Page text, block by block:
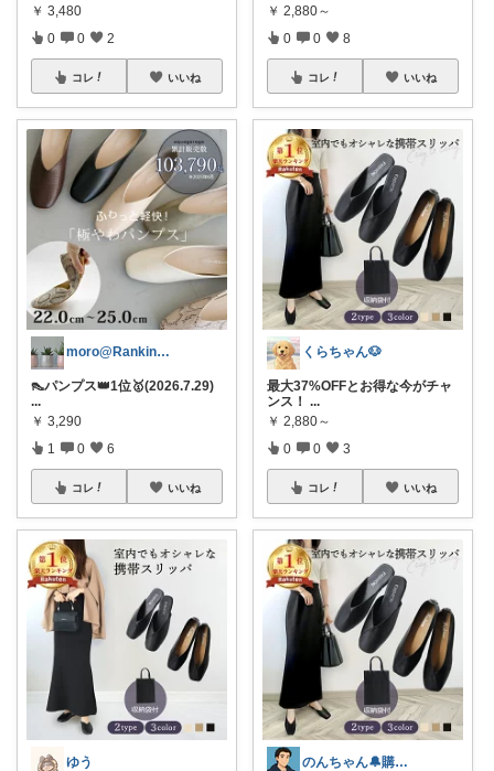
￥ 3,480
0 0 2
コレ いいね
moro@Ranking ROOM
👠パンプス👑1位🥇(2026.7.29)
...
￥ 3,290
1 0 6
コレ いいね
ゆう
￥ 2,880～
0 0 8
コレ いいね
くらちゃん🐶
最大37%OFFとお得な今がチャ
ンス！ ...
￥ 2,880～
0 0 3
コレ いいね
のんちゃん🔔購入感謝です✨